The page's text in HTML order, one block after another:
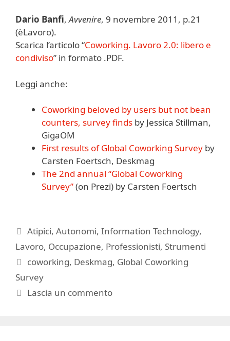
Dario Banfi,Avvenire, 9 novembre 2011, p.21
(èLavoro).
Scarica l’articolo “Coworking. Lavoro 2.0: libero e
condiviso” in formato .PDF.
Leggi anche:
Coworking beloved by users but not bean
counters, survey finds by Jessica Stillman,
GigaOM
First results of Global Coworking Survey by
Carsten Foertsch, Deskmag
The 2nd annual “Global Coworking
Survey”(on Prezi) by Carsten Foertsch
Categorie
Atipici,Autonomi,Information Technology,
Lavoro, Occupazione, Professionisti, Strumenti
Tag
coworking, Deskmag, Global Coworking
Survey
Lascia un commento